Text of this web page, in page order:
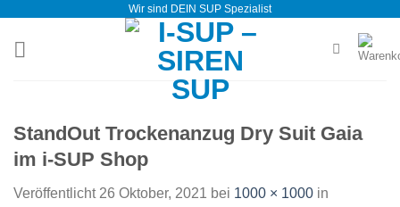
springen
Wir sind DEIN SUP Spezialist
StandOut Trockenanzug Dry Suit Gaia
im i-SUP Shop
Veröffentlicht 26 Oktober, 2021 bei 1000 × 1000 in